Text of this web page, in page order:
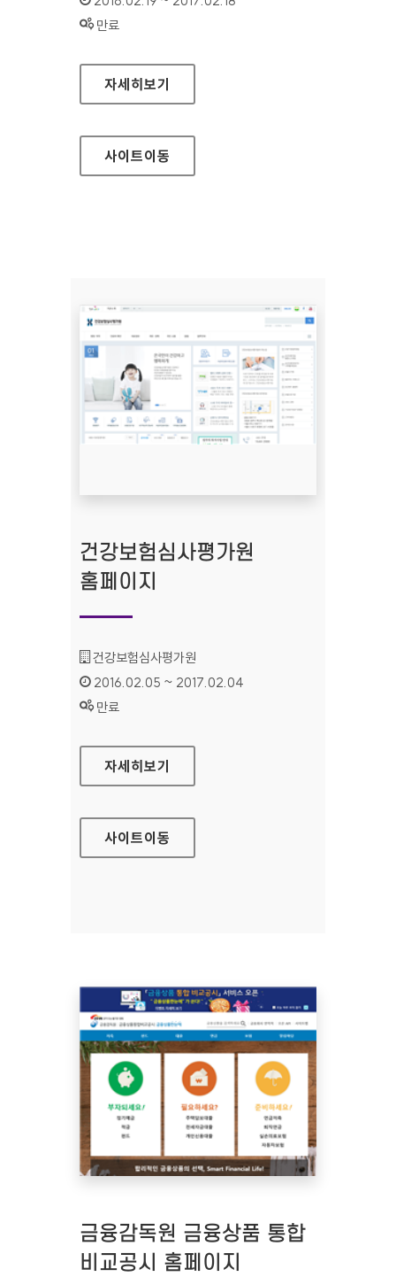
상태 :
만료
LG SMARTWORLD(TV) 홈페이지
자세히보기
사이트이동
건강보험심사평가원
홈페이지
기관명 :
건강보험심사평가원
인증기간 :
2016.02.05 ~ 2017.02.04
상태 :
만료
건강보험심사평가원 홈페이지
자세히보기
사이트이동
금융감독원 금융상품 통합
비교공시 홈페이지